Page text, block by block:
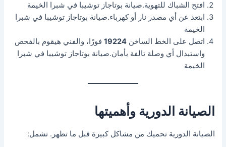
افتح الشباك للتهوية.صيانة بوتاجاز توشيبا في شبرا الخيمة
ابتعد عن أي مصدر نار أو كهرباء.صيانة بوتاجاز توشيبا في شبرا
الخيمة
اتصل على الخط الساخن19224 فورًا، والفني هيقوم بالفحص
واستبدال أي وصلة تالفة بأمان.صيانة بوتاجاز توشيبا في شبرا
الخيمة
الصيانة الدورية وأهميتها
الصيانة الدورية تحميك من مشاكل كبيرة قبل ما تظهر. تشمل: